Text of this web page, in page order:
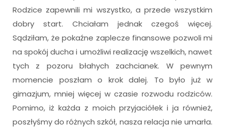
Rodzice zapewnili mi wszystko, a przede wszystkim
dobry start. Chciałam jednak czegoś więcej.
Sądziłam, że pokaźne zaplecze finansowe pozwoli mi
na spokój ducha i umożliwi realizację wszelkich, nawet
tych z pozoru błahych zachcianek. W pewnym
momencie poszłam o krok dalej. To było już w
gimazjum, mniej więcej w czasie rozwodu rodziców.
Pomimo, iż każda z moich przyjaciółek i ja również,
poszłyśmy do różnych szkół, nasza relacja nie umarła.